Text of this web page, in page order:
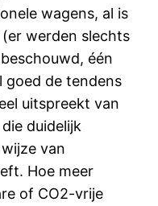
wagens, al is
werden slechts
één
goed de tendens
uitspreekt van
duidelijk
van
Hoe meer
of CO2-vrije